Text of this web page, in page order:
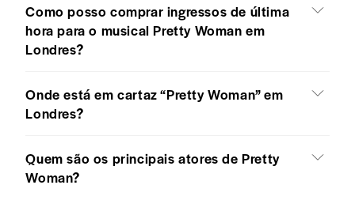
Como posso comprar ingressos de última
hora para o musical Pretty Woman em
Londres?
Onde está em cartaz “Pretty Woman” em
Londres?
Quem são os principais atores de Pretty
Woman?